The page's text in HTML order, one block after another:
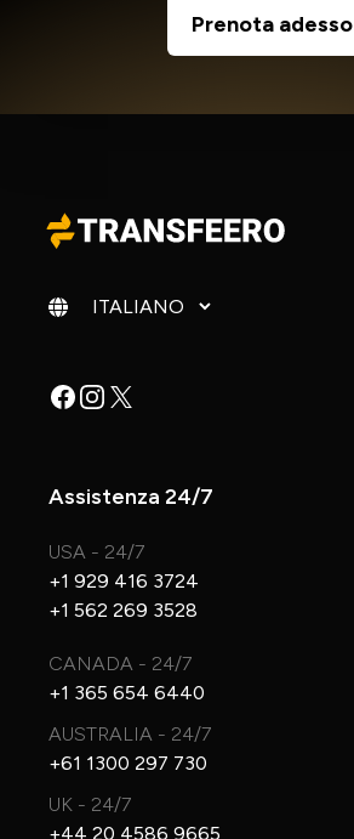
Prenota adesso
Cambia lingua
Facebook
Instagram
X
Assistenza 24/7
USA - 24/7
+1 929 416 3724
+1 562 269 3528
CANADA - 24/7
+1 365 654 6440
AUSTRALIA - 24/7
+61 1300 297 730
UK - 24/7
+44 20 4586 9665